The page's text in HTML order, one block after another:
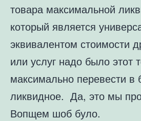
товара максимальной
который является
эквивалентом стоимости
или услуг надо было этот
максимально перевести в
ликвидное. Да, это мы
Вопщем шоб було.